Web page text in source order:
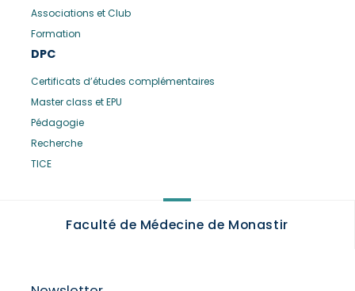
Associations et Club
Formation
DPC
Certificats d’études complémentaires
Master class et EPU
Pédagogie
Recherche
TICE
Faculté de Médecine de Monastir